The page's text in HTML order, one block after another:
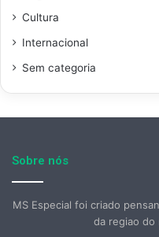
Cultura
Internacional
Sem categoria
Sobre nós
MS Especial foi criado
da regiao do